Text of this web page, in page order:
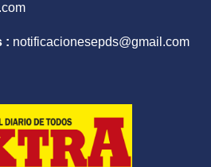
: notificacionesepds@gmail.com